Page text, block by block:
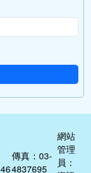
傳真：03-
4837695
網站
管理
員：